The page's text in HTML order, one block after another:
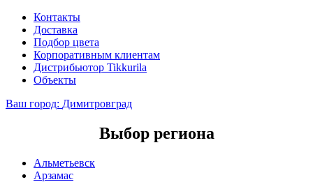
Контакты
Доставка
Подбор цвета
Корпоративным клиентам
Дистрибьютор Tikkurila
Объекты
Ваш город: Димитровград
Выбор региона
Альметьевск
Арзамас